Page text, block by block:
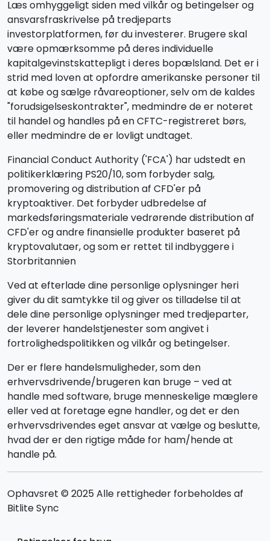
Læs omhyggeligt siden med vilkår og betingelser og
ansvarsfraskrivelse på tredjeparts
investorplatformen, før du investerer. Brugere skal
være opmærksomme på deres individuelle
kapitalgevinstskattepligt i deres bopælsland. Det er i
strid med loven at opfordre amerikanske personer til
at købe og sælge råvareoptioner, selv om de kaldes
"forudsigelseskontrakter", medmindre de er noteret
til handel og handles på en CFTC-registreret børs,
eller medmindre de er lovligt undtaget.
Financial Conduct Authority ('FCA') har udstedt en
politikerklæring PS20/10, som forbyder salg,
promovering og distribution af CFD'er på
kryptoaktiver. Det forbyder udbredelse af
markedsføringsmateriale vedrørende distribution af
CFD'er og andre finansielle produkter baseret på
kryptovalutaer, og som er rettet til indbyggere i
Storbritannien
Ved at efterlade dine personlige oplysninger heri
giver du dit samtykke til og giver os tilladelse til at
dele dine personlige oplysninger med tredjeparter,
der leverer handelstjenester som angivet i
fortrolighedspolitikken og vilkår og betingelser.
Der er flere handelsmuligheder, som den
erhvervsdrivende/brugeren kan bruge – ved at
handle med software, bruge menneskelige mæglere
eller ved at foretage egne handler, og det er den
erhvervsdrivendes eget ansvar at vælge og beslutte,
hvad der er den rigtige måde for ham/hende at
handle på.
Ophavsret © 2025 Alle rettigheder forbeholdes af
Bitlite Sync